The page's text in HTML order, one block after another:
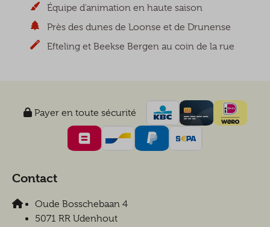
Équipe d'animation en haute saison
Près des dunes de Loonse et de Drunense
Efteling et Beekse Bergen au coin de la rue
Payer en toute sécurité
Contact
Oude Bosschebaan 4
5071 RR Udenhout